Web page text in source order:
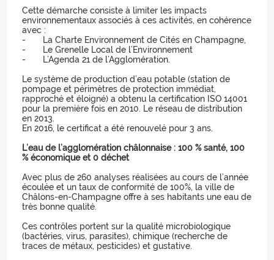
Cette démarche consiste à limiter les impacts
environnementaux associés à ces activités, en cohérence
avec :
- La Charte Environnement de Cités en Champagne,
- Le Grenelle Local de l’Environnement
- L’Agenda 21 de l’Agglomération.
Le système de production d’eau potable (station de
pompage et périmètres de protection immédiat,
rapproché et éloigné) a obtenu la certification ISO 14001
pour la première fois en 2010. Le réseau de distribution
en 2013.
En 2016, le certificat a été renouvelé pour 3 ans.
L’eau de l’agglomération châlonnaise : 100 % santé, 100
% économique et 0 déchet
Avec plus de 260 analyses réalisées au cours de l’année
écoulée et un taux de conformité de 100%, la ville de
Châlons-en-Champagne offre à ses habitants une eau de
très bonne qualité.
Ces contrôles portent sur la qualité microbiologique
(bactéries, virus, parasites), chimique (recherche de
traces de métaux, pesticides) et gustative.